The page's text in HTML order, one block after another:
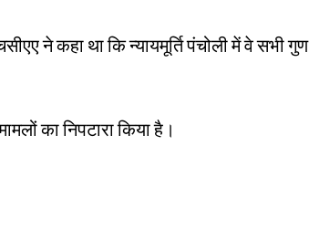
ने कहा था कि न्यायमूर्ति पंचोली में वे सभी गुण
का निपटारा किया है।